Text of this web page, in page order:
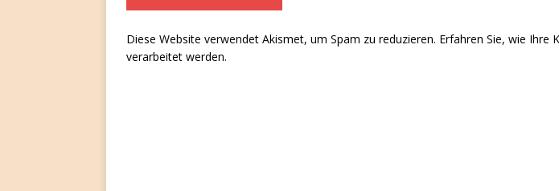
Diese Website verwendet Akismet, um Spam zu reduzieren. Erfahren Sie, wie Ihre
verarbeitet werden.